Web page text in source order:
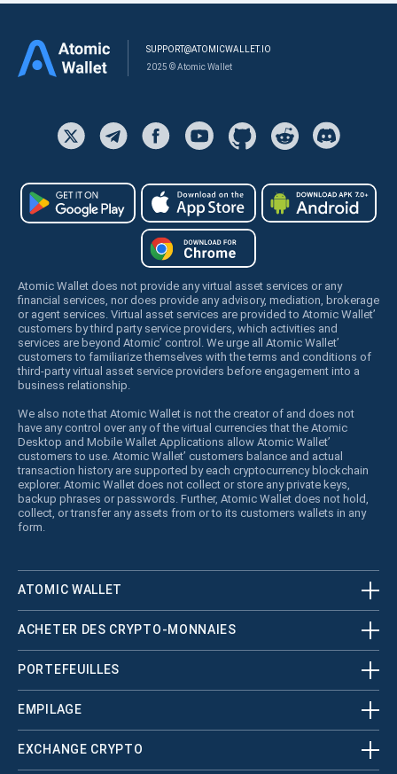
SUPPORT@ATOMICWALLET.IO
2025 © Atomic Wallet
Atomic Wallet does not provide any virtual asset services or any
financial services, nor does provide any advisory, mediation, brokerage
or agent services. Virtual asset services are provided to Atomic Wallet’
customers by third party service providers, which activities and
services are beyond Atomic’ control. We urge all Atomic Wallet’
customers to familiarize themselves with the terms and conditions of
third-party virtual asset service providers before engagement into a
business relationship.
We also note that Atomic Wallet is not the creator of and does not
have any control over any of the virtual currencies that the Atomic
Desktop and Mobile Wallet Applications allow Atomic Wallet’
customers to use. Atomic Wallet’ customers balance and actual
transaction history are supported by each cryptocurrency blockchain
explorer. Atomic Wallet does not collect or store any private keys,
backup phrases or passwords. Further, Atomic Wallet does not hold,
collect, or transfer any assets from or to its customers wallets in any
form.
ATOMIC WALLET
ACHETER DES CRYPTO-MONNAIES
PORTEFEUILLES
EMPILAGE
EXCHANGE CRYPTO